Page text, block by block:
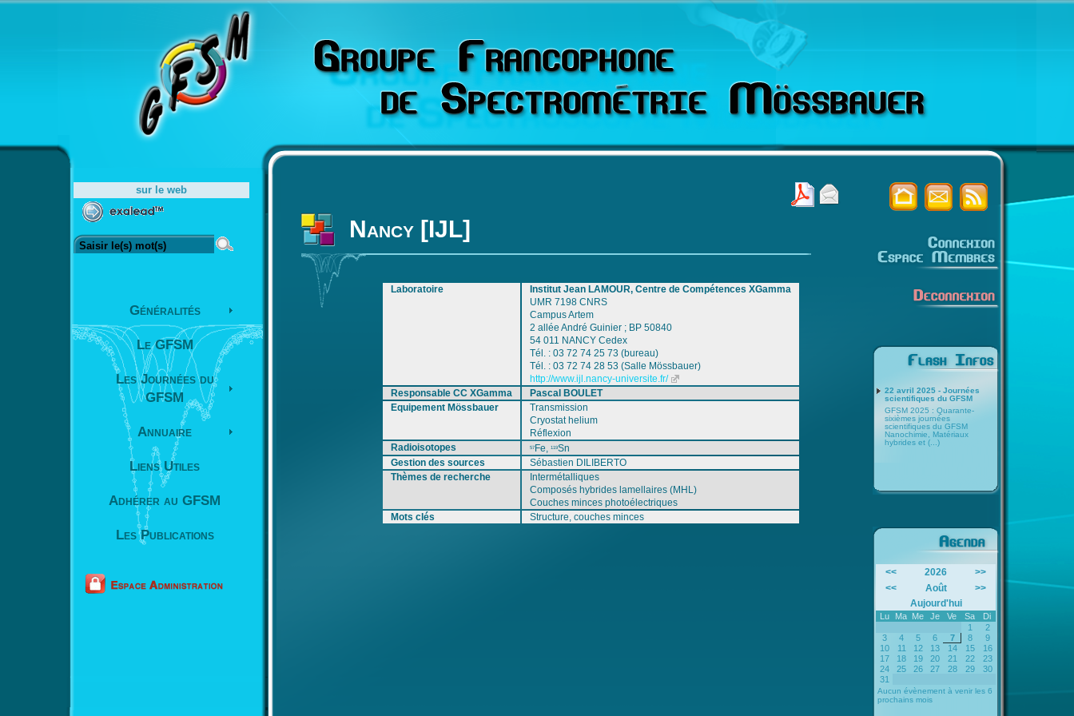
Nancy [IJL]
Laboratoire
Institut Jean LAMOUR, Centre de Compétences XGamma
UMR 7198 CNRS
Campus Artem
2 allée André Guinier ; BP 50840
54 011 NANCY Cedex
Tél. : 03 72 74 25 73 (bureau)
Tél. : 03 72 74 28 53 (Salle Mössbauer)
http://www.ijl.nancy-universite.fr/
Responsable CC XGamma
Pascal BOULET
Equipement Mössbauer
Transmission
Cryostat helium
Réflexion
Radioisotopes
57 Fe, 119Sn
Gestion des sources
Sébastien DILIBERTO
Thèmes de recherche
Intermétalliques
Composés hybrides lamellaires (MHL)
Couches minces photoélectriques
Mots clés
Structure, couches minces
sur le web
Généralités
Le GFSM
Les Journées du
GFSM
Annuaire
Liens Utiles
Adhérer au GFSM
Les Publications
22 avril 2025 - Journées
scientifiques du GFSM
GFSM 2025 : Quarante-
sixièmes journées
scientifiques du GFSM
Nanochimie, Matériaux
hybrides et (...)
<< 2026
>>
<<
Août
>>
Aujourd'hui
Lu Ma Me Je Ve Sa
Di
1
2
3
4 5 6 7 8
9
10
11 12 13 14 15
16
17
18 19 20 21 22
23
24
25 26 27 28 29
30
31
Aucun évènement à venir les 6
prochains mois